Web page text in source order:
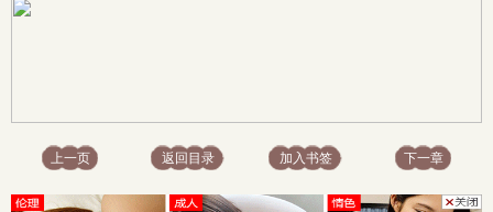
上一页 返回目录 加入书签 下一章